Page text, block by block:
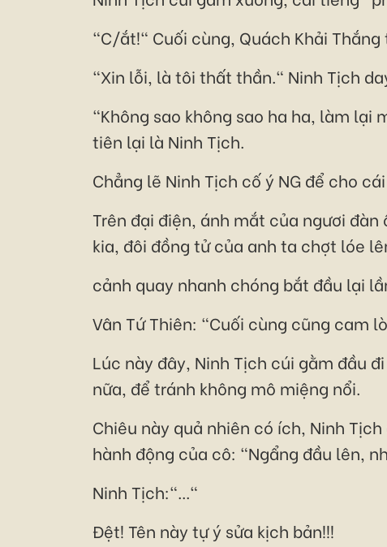
"C/ắt!" Cuối cùng, Quách Khải
"Xin lỗi, là tôi thất thần." Ninh Tịch
"Không sao không sao ha ha, làm lại
tiên lại là Ninh Tịch.
Chẳng lẽ Ninh Tịch cố ý NG để cho
Trên đại điện, ánh mắt của ngươi
kia, đôi đồng tử của anh ta chợt lóe
cảnh quay nhanh chóng bắt đầu lại
Vân Tứ Thiên: "Cuối cùng cũng cam
Lúc này đây, Ninh Tịch cúi gằm đầu
nữa, để tránh không mô miệng nổi.
Chiêu này quả nhiên có ích, Ninh
hành động của cô: "Ngẩng đầu lên,
Ninh Tịch:"..."
Đệt! Tên này tự ý sửa kịch bản!!!